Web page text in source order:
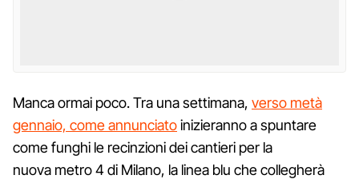
Manca ormai poco. Tra una settimana, verso metà
gennaio, come annunciatoinizieranno a spuntare
come funghi le recinzioni dei cantieri per la
nuova metro 4 di Milano, la linea blu che collegherà